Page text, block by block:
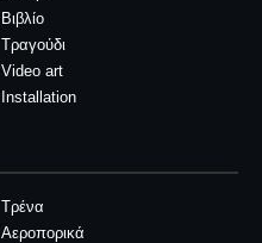
Βιβλίο
Τραγούδι
Video art
Installation
Τρένα
Αεροπορικά